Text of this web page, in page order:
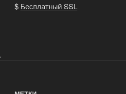
$ Бесплатный SSL
.